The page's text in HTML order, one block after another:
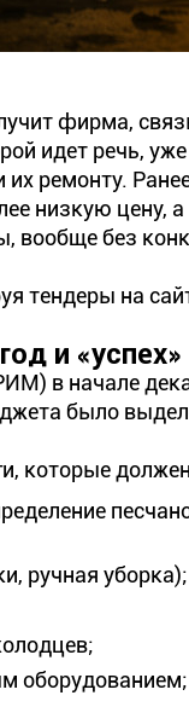
фирма,
идет речь,
ремонту.
низкую
вообще без
на
и «успех»
в начале
было
которые
ручная уборка);
оборудованием;